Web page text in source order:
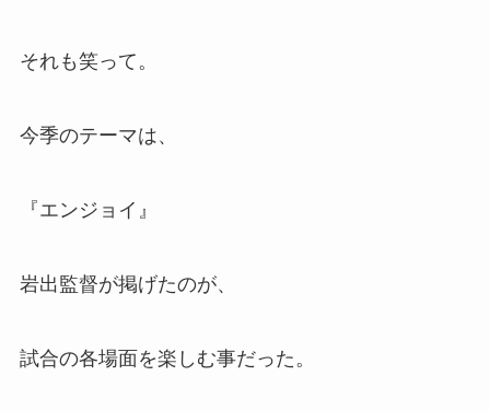
それも笑って。
今季のテーマは、
『エンジョイ』
岩出監督が掲げたのが、
試合の各場面を楽しむ事だった。